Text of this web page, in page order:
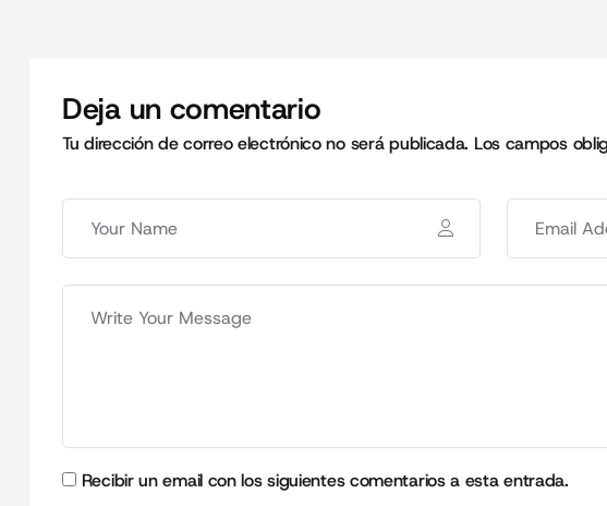
Deja un comentario
Tu dirección de correo electrónico no será publicada. Los campos
Recibir un email con los siguientes comentarios a esta entrada.